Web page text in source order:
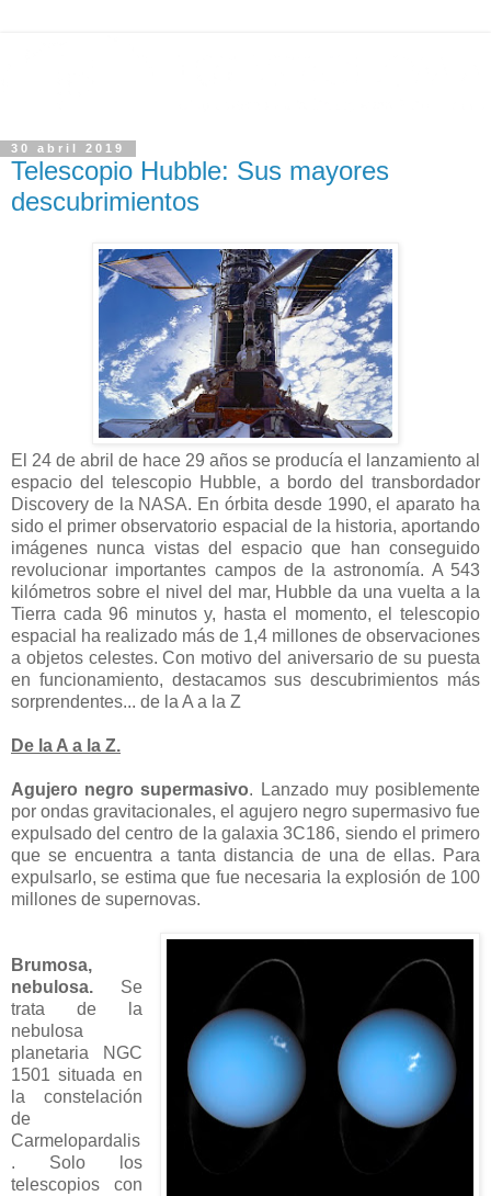
30 abril 2019
Telescopio Hubble: Sus mayores
descubrimientos
El 24 de abril de hace 29 años se producía el lanzamiento al
espacio del telescopio Hubble, a bordo del transbordador
Discovery de la NASA. En órbita desde 1990, el aparato ha
sido el primer observatorio espacial de la historia, aportando
imágenes nunca vistas del espacio que han conseguido
revolucionar importantes campos de la astronomía. A 543
kilómetros sobre el nivel del mar, Hubble da una vuelta a la
Tierra cada 96 minutos y, hasta el momento, el telescopio
espacial ha realizado más de 1,4 millones de observaciones
a objetos celestes. Con motivo del aniversario de su puesta
en funcionamiento, destacamos sus descubrimientos más
sorprendentes... de la A a la Z
De la A a la Z.
Agujero negro supermasivo. Lanzado muy posiblemente
por ondas gravitacionales, el agujero negro supermasivo fue
expulsado del centro de la galaxia 3C186, siendo el primero
que se encuentra a tanta distancia de una de ellas. Para
expulsarlo, se estima que fue necesaria la explosión de 100
millones de supernovas.
Brumosa,
nebulosa. Se
trata de la
nebulosa
planetaria NGC
1501 situada en
la constelación
de
Carmelopardalis
. Solo los
telescopios con